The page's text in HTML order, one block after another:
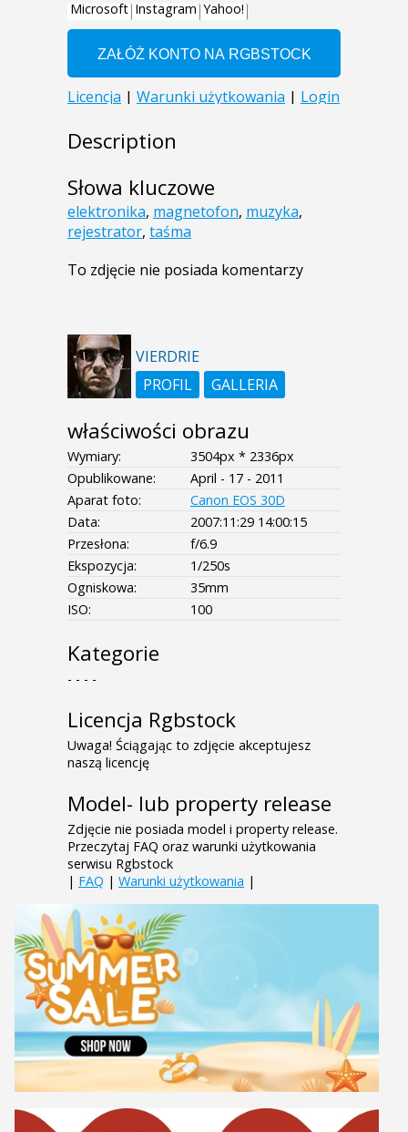
Description
Słowa kluczowe
elektronika, magnetofon, muzyka,
rejestrator, taśma
To zdjęcie nie posiada komentarzy
VIERDRIE
PROFIL
GALLERIA
właściwości obrazu
Wymiary:
3504px * 2336px
Opublikowane:
April - 17 - 2011
Aparat foto:
Canon EOS 30D
Data:
2007:11:29 14:00:15
Przesłona:
f/6.9
Ekspozycja:
1/250s
Ogniskowa:
35mm
ISO:
100
Kategorie
- - - -
Licencja Rgbstock
Uwaga! Ściągając to zdjęcie akceptujesz
naszą licencję
Model- lub property release
Zdjęcie nie posiada model i property release.
Przeczytaj FAQ oraz warunki użytkowania
serwisu Rgbstock
| FAQ | Warunki użytkowania |